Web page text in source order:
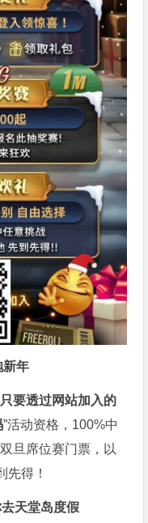
新年
要透过网站加入的
”活动资格，100%中
旦席位赛门票，以
先得！
天堂岛度假